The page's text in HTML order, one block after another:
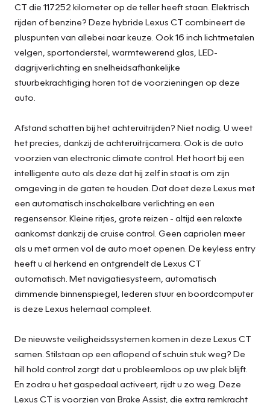
CT die 117252 kilometer op de teller heeft staan. Elektrisch
rijden of benzine? Deze hybride Lexus CT combineert de
pluspunten van allebei naar keuze. Ook 16 inch lichtmetalen
velgen, sportonderstel, warmtewerend glas, LED-
dagrijverlichting en snelheidsafhankelijke
stuurbekrachtiging horen tot de voorzieningen op deze
auto.
Afstand schatten bij het achteruitrijden? Niet nodig. U weet
het precies, dankzij de achteruitrijcamera. Ook is de auto
voorzien van electronic climate control. Het hoort bij een
intelligente auto als deze dat hij zelf in staat is om zijn
omgeving in de gaten te houden. Dat doet deze Lexus met
een automatisch inschakelbare verlichting en een
regensensor. Kleine ritjes, grote reizen - altijd een relaxte
aankomst dankzij de cruise control. Geen capriolen meer
als u met armen vol de auto moet openen. De keyless entry
heeft u al herkend en ontgrendelt de Lexus CT
automatisch. Met navigatiesysteem, automatisch
dimmende binnenspiegel, lederen stuur en boordcomputer
is deze Lexus helemaal compleet.
De nieuwste veiligheidssystemen komen in deze Lexus CT
samen. Stilstaan op een aflopend of schuin stuk weg? De
hill hold control zorgt dat u probleemloos op uw plek blijft.
En zodra u het gaspedaal activeert, rijdt u zo weg. Deze
Lexus CT is voorzien van Brake Assist, die extra remkracht